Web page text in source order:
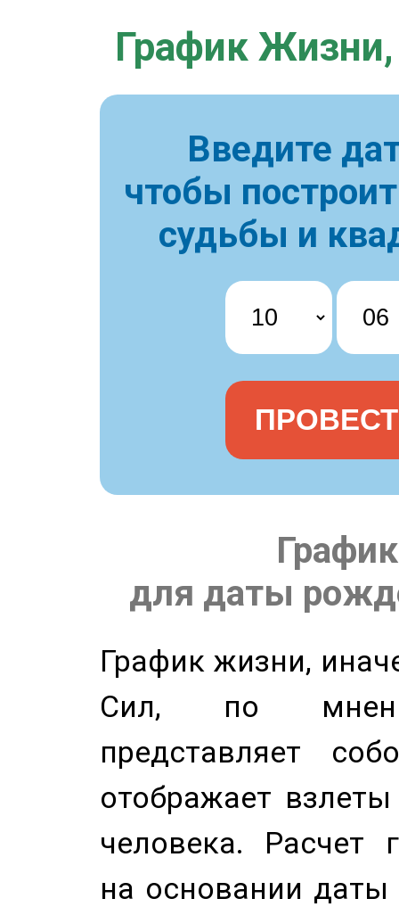
График Жизни,
Введите
чтобы
судьбы и
для даты
График жизни,
Сил, по
представляет
отображает
человека. Расчет
на основании